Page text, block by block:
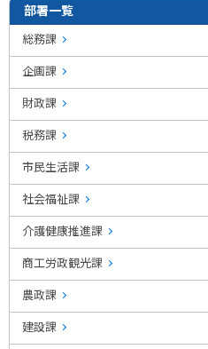
部署一覧
総務課
企画課
財政課
税務課
市民生活課
社会福祉課
介護健康推進課
商工労政観光課
農政課
建設課